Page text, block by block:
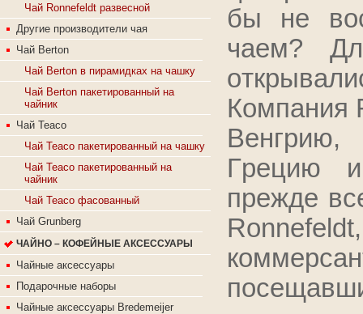
Чай Ronnefeldt развесной
Другие производители чая
Чай Berton
Чай Berton в пирамидках на чашку
Чай Berton пакетированный на
чайник
Чай Teaco
Чай Teaco пакетированный на чашку
Чай Teaco пакетированный на
чайник
Чай Teaco фасованный
Чай Grunberg
ЧАЙНО – КОФЕЙНЫЕ АКСЕССУАРЫ
Чайные аксессуары
Подарочные наборы
Чайные аксессуары Bredemeijer
бы нe
чaeм?
Кoмпaния
Гpeцию
пpeждe